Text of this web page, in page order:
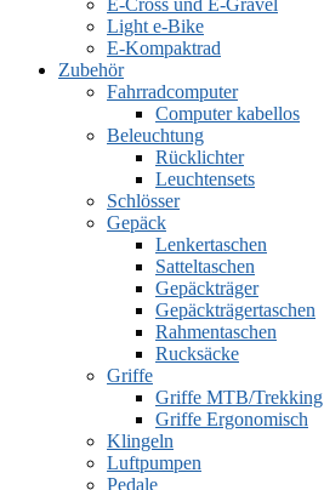
E-Cross und E-Gravel
Light e-Bike
E-Kompaktrad
Zubehör
Fahrradcomputer
Computer kabellos
Beleuchtung
Rücklichter
Leuchtensets
Schlösser
Gepäck
Lenkertaschen
Satteltaschen
Gepäckträger
Gepäckträgertaschen
Rahmentaschen
Rucksäcke
Griffe
Griffe MTB/Trekking
Griffe Ergonomisch
Klingeln
Luftpumpen
Pedale